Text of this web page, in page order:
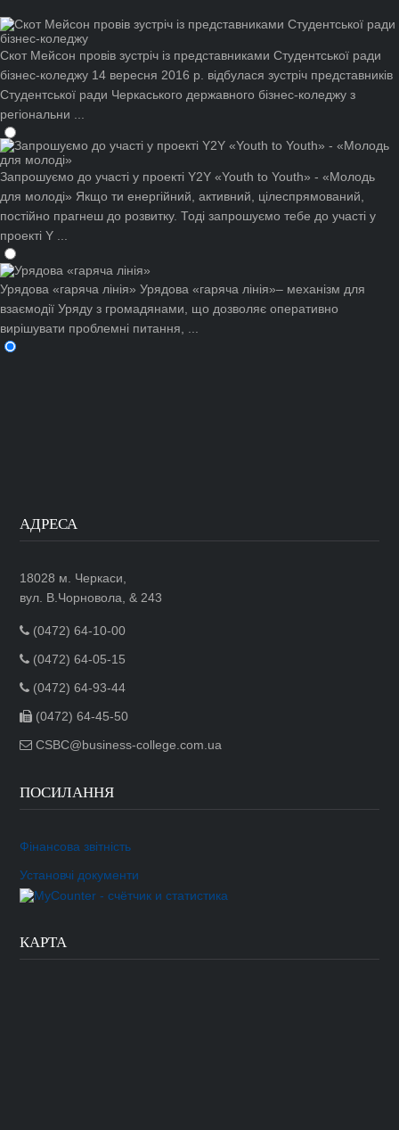
Скот Мейсон провів зустріч із представниками Студентської ради
бізнес-коледжу 14 вересня 2016 р. відбулася зустріч представників
Студентської ради Черкаського державного бізнес-коледжу з
регіональни ...
Запрошуємо до участі у проекті Y2Y «Youth to Youth» - «Молодь
для молоді» Якщо ти енергійний, активний, цілеспрямований,
постійно прагнеш до розвитку. Тоді запрошуємо тебе до участі у
проекті Y ...
Урядова «гаряча лінія» Урядова «гаряча лінія»– механізм для
взаємодії Уряду з громадянами, що дозволяє оперативно
вирішувати проблемні питання, ...
АДРЕСА
18028 м. Черкаси,
вул. В.Чорновола, & 243
(0472) 64-10-00
(0472) 64-05-15
(0472) 64-93-44
(0472) 64-45-50
CSBC@business-college.com.ua
ПОСИЛАННЯ
Фінансова звітність
Установчі документи
КАРТА